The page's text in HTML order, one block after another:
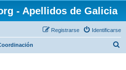
- Apellidos de Galicia
Identificarse
Registrarse